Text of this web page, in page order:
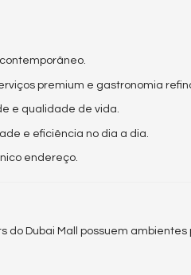
premium e gastronomia
e qualidade de vida.
e eficiência no dia a dia.
endereço.
do Dubai Mall possuem ambientes